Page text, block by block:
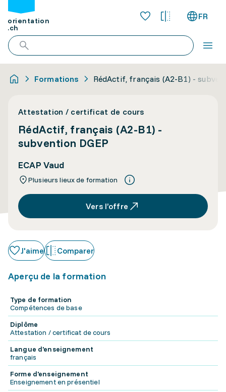
orientation
.ch
FR
Formations RédActif, français (A2-B1) -
Attestation / certificat de cours
RédActif, français (A2-B1) -
subvention DGEP
ECAP Vaud
Plusieurs lieux de formation
Vers l’offre
J'aime Comparer
Aperçu de la formation
Type de formation
Compétences de base
Diplôme
Attestation / certificat de cours
Langue d'enseignement
français
Forme d'enseignement
Enseignement en présentiel